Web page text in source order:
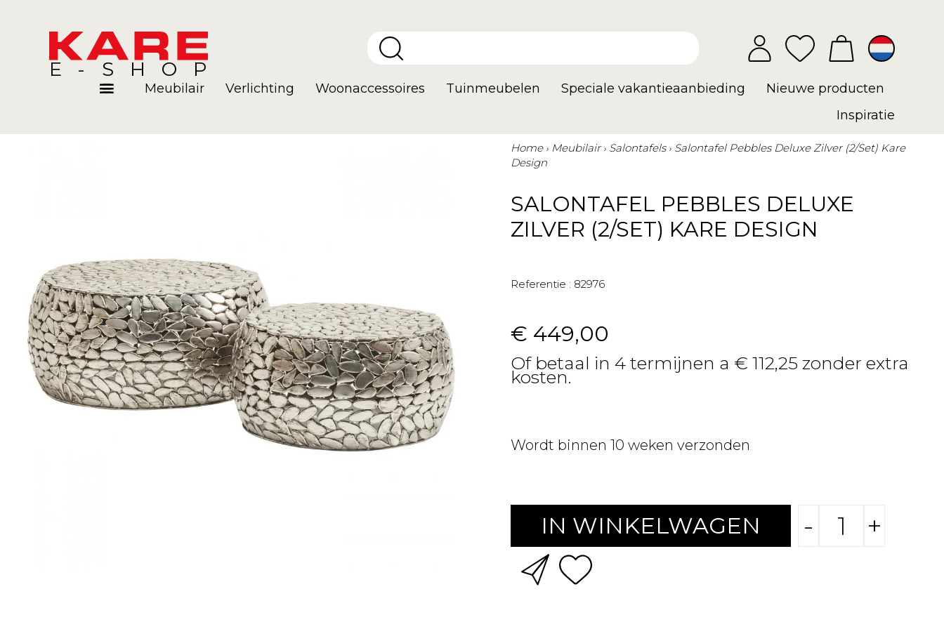
E-SHOP
Meubilair Verlichting Woonaccessoires Tuinmeubelen Speciale vakantieaanbieding
Nieuwe producten
Inspiratie
Home Meubilair Salontafels
Salontafel Pebbles Deluxe Zilver (2/Set) Kare
Design
SALONTAFEL PEBBLES DELUXE
ZILVER (2/SET) KARE DESIGN
Referentie : 82976
€ 449,00
Of betaal in 4 termijnen a € 112,25 zonder extra
kosten.
Wordt binnen 10 weken verzonden
IN WINKELWAGEN - +